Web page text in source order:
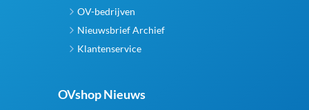
OV-bedrijven
Nieuwsbrief Archief
Klantenservice
OVshop Nieuws